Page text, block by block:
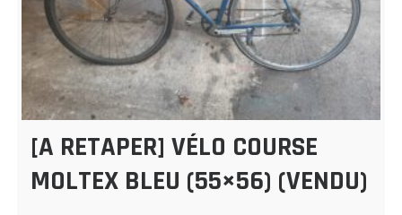
[A RETAPER] VÉLO COURSE
MOLTEX BLEU (55×56) (VENDU)